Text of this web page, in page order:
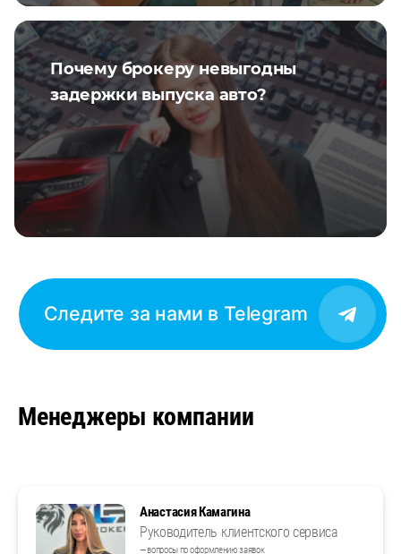
Почему брокеру невыгодны
задержки выпуска авто?
Следите за нами в Telegram
Менеджеры компании
Анастасия Камагина
Руководитель клиентского сервиса
— вопросы по оформлению заявок